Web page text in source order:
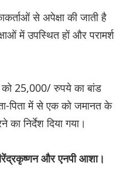
से अपेक्षा की जाती है
में उपस्थित हों और परामर्श
को 25,000/ रुपये का बांड
पिता में से एक को जमानत के
निर्देश दिया गया।
और एनपी आशा।